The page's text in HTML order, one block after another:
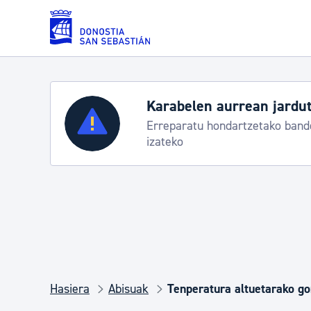
Eduki nagusira joan
Zerbitzuak
Errolda eta gai pertsonalak
Karabelen aurrean
Erreparatu hondartzetako
izateko
Hasiera Abisuak Tenperatura altuetarako